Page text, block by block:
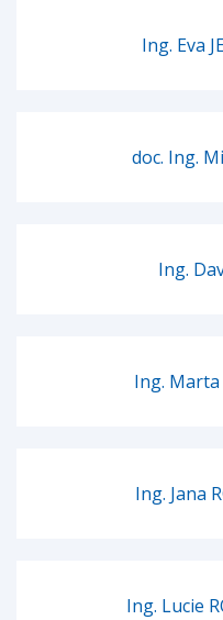
Ing. Eva
doc. Ing.
Ing.
Ing. Marta
Ing. Jana
Ing. Lucie